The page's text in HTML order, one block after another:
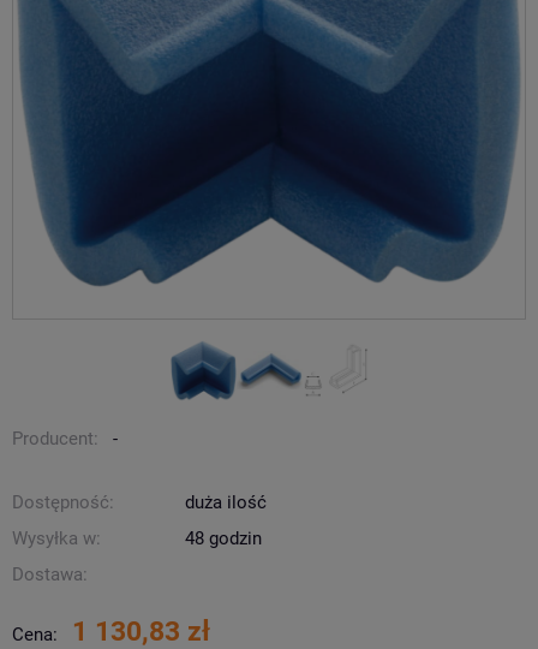
Producent: -
Dostępność:
duża ilość
Wysyłka w:
48 godzin
Dostawa:
Cena: 1 130,83 zł